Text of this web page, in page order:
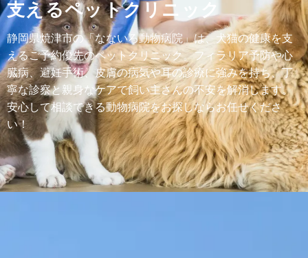
支えるペットクリニック
静岡県焼津市の「なないろ動物病院」は、犬猫の健康を支
えるご予約優先のペットクリニック。フィラリア予防や心
臓病、避妊手術、皮膚の病気や耳の診療に強みを持ち、丁
寧な診察と親身なケアで飼い主さんの不安を解消します。
安心して相談できる動物病院をお探しならお任せくださ
い！